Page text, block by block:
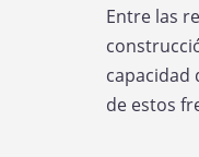
Entre las
capacidad
de estos